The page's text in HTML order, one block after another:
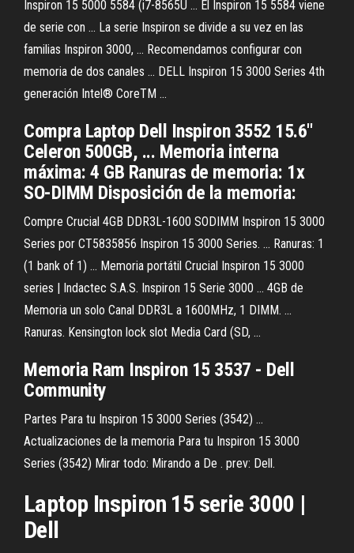
Inspiron 15 5000 5584 (i7-8565U ... El Inspiron 15 5584 viene
de serie con ... La serie Inspiron se divide a su vez en las
familias Inspiron 3000, ... Recomendamos configurar con
memoria de dos canales ... DELL Inspiron 15 3000 Series 4th
generación Intel® CoreTM ...
Compra Laptop Dell Inspiron 3552 15.6''
Celeron 500GB, ... Memoria interna
máxima: 4 GB Ranuras de memoria: 1x
SO-DIMM Disposición de la memoria:
Compre Crucial 4GB DDR3L-1600 SODIMM Inspiron 15 3000
Series por CT5835856 Inspiron 15 3000 Series. ... Ranuras: 1
(1 bank of 1) ... Memoria portátil Crucial Inspiron 15 3000
series | Indactec S.A.S. Inspiron 15 Serie 3000 ... 4GB de
Memoria un solo Canal DDR3L a 1600MHz, 1 DIMM. ...
Ranuras. Kensington lock slot Media Card (SD, ...
Memoria Ram Inspiron 15 3537 - Dell
Community
Partes Para tu Inspiron 15 3000 Series (3542) ...
Actualizaciones de la memoria Para tu Inspiron 15 3000
Series (3542) Mirar todo: Mirando a De . prev: Dell.
Laptop Inspiron 15 serie 3000 |
Dell